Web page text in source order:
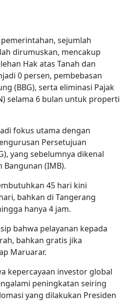
sejumlah
dirumuskan, mencakup
Hak atas Tanah dan
0 persen, pembebasan
(BBG), serta eliminasi Pajak
selama 6 bulan untuk properti
fokus utama dengan
Persetujuan
yang sebelumnya dikenal
(IMB).
45 hari kini
bahkan di Tangerang
hanya 4 jam.
bahwa pelayanan kepada
bahkan gratis jika
Maruarar.
kepercayaan investor global
peningkatan seiring
yang dilakukan Presiden